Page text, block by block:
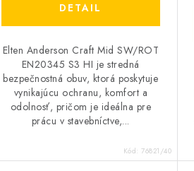
DETAIL
Elten Anderson Craft Mid SW/ROT
EN20345 S3 HI je stredná
bezpečnostná obuv, ktorá poskytuje
vynikajúcu ochranu, komfort a
odolnosť, pričom je ideálna pre
prácu v stavebníctve,...
Kód:76821/40